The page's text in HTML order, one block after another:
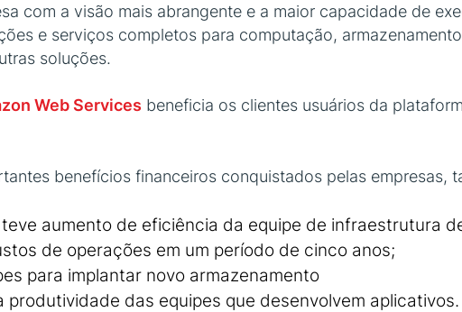
com a visão mais abrangente e a maior capacidade de
e serviços completos para computação,
soluções.
Web Services beneficia os clientes usuários da
benefícios financeiros conquistados pelas empresas,
aumento de eficiência da equipe de infraestrutura
de operações em um período de cinco anos;
para implantar novo armazenamento
produtividade das equipes que desenvolvem aplicativos.